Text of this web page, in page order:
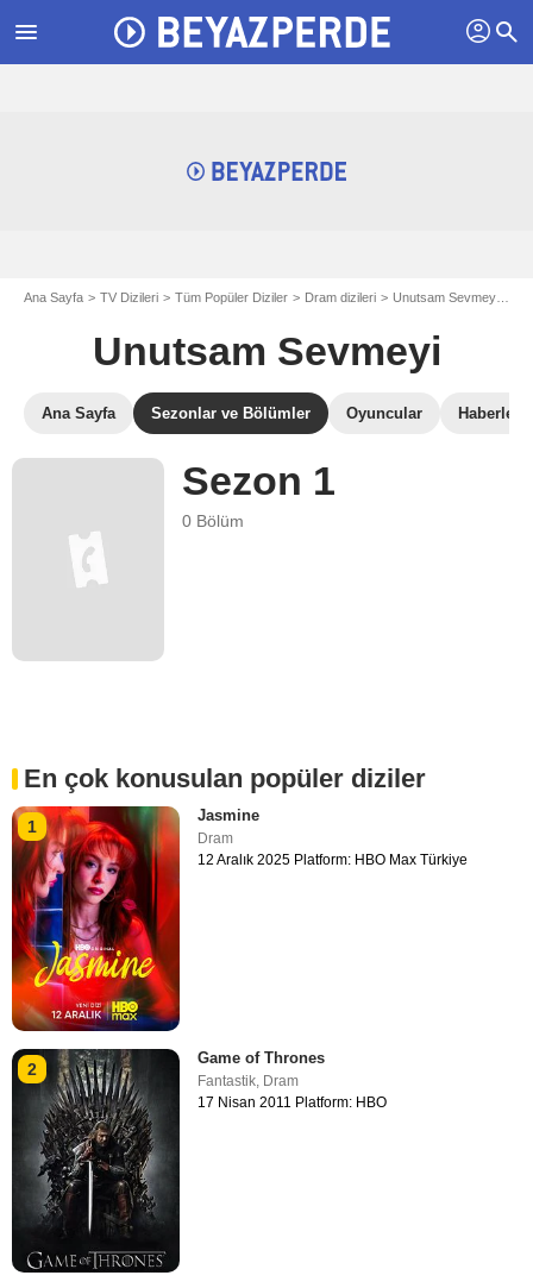
menu profil search
Ana Sayfa TV Dizileri Tüm Popüler Diziler Dram dizileri Unutsam Sevmeyi
Unutsam Sevmeyi
Ana Sayfa Sezonlar ve Bölümler Oyuncular Haberler
Sezon 1
0 Bölüm
En çok konusulan popüler diziler
1
Jasmine
Dram
12 Aralık 2025 Platform: HBO Max Türkiye
2
Game of Thrones
Fantastik Dram
17 Nisan 2011 Platform: HBO